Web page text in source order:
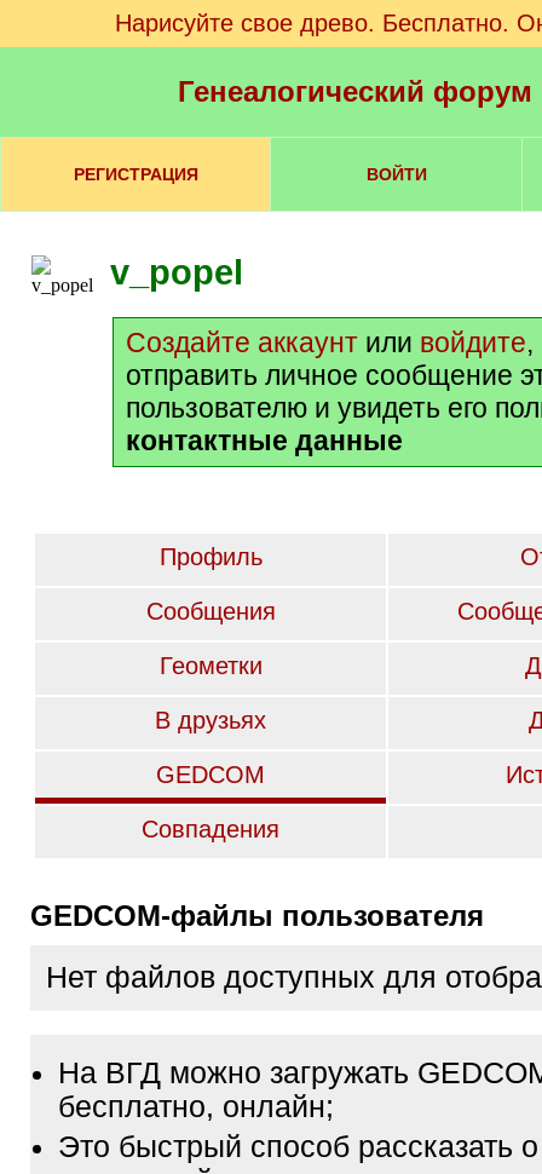
Нарисуйте свое древо. Бесплатно.
Генеалогический
РЕГИСТРАЦИЯ ВОЙТИ
v_popel
Создайте аккаунт или войдите,
отправить личное сообщение
пользователю и увидеть его
контактные данные
Профиль
Сообщения
Геометки
В друзьях
GEDCOM
Совпадения
GEDCOM-файлы пользователя
Нет файлов доступных для
На ВГД можно загружать
бесплатно, онлайн;
Это быстрый способ рассказать